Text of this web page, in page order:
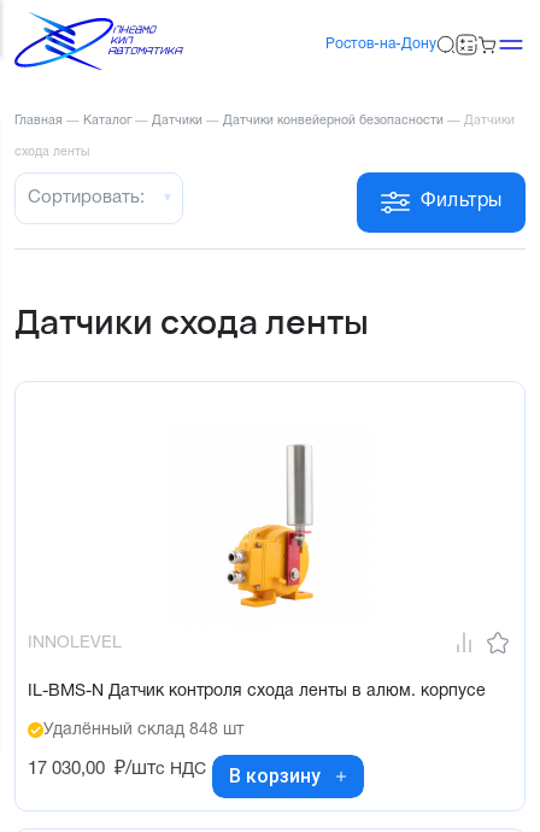
Ростов-на-Дону
Главная — Каталог — Датчики — Датчики конвейерной безопасности — Датчики
схода ленты
Фильтры
Сортировать:
Датчики схода ленты
INNOLEVEL
IL-BMS-N Датчик контроля схода ленты в алюм. корпусе
Удалённый склад 848 шт
17 030,00 ₽/штс НДС В корзину